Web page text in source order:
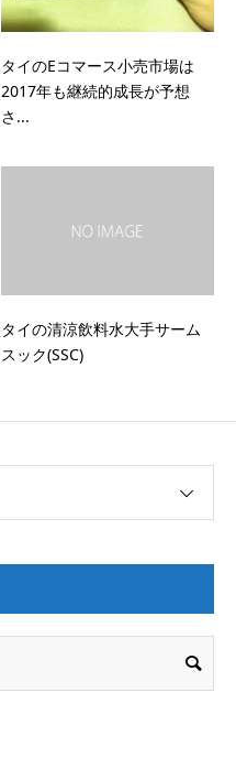
タイのEコマース小売市場は
2017年も継続的成長が予想
さ...
タイの清涼飲料水大手サーム
スック(SSC)